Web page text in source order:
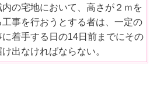
の宅地において、高さが２ｍを
事を行おうとする者は、一定の
着手する日の14日前までにその
出なければならない。